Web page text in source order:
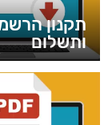
תקנון
ותשלום